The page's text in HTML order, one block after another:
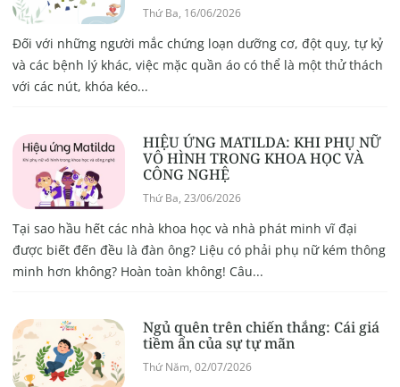
Thứ Ba, 16/06/2026
Đối với những người mắc chứng loạn dưỡng cơ, đột quỵ, tự kỷ
và các bệnh lý khác, việc mặc quần áo có thể là một thử thách
với các nút, khóa kéo...
HIỆU ỨNG MATILDA: KHI PHỤ NỮ
VÔ HÌNH TRONG KHOA HỌC VÀ
CÔNG NGHỆ
Thứ Ba, 23/06/2026
Tại sao hầu hết các nhà khoa học và nhà phát minh vĩ đại
được biết đến đều là đàn ông? Liệu có phải phụ nữ kém thông
minh hơn không? Hoàn toàn không! Câu...
Ngủ quên trên chiến thắng: Cái giá
tiềm ẩn của sự tự mãn
Thứ Năm, 02/07/2026